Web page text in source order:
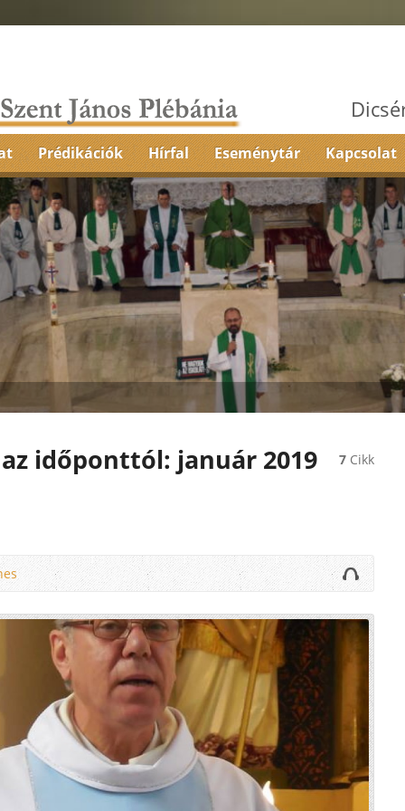
Prédikációk Hírfal Eseménytár Kapcsolat
időponttól: január 2019 7 Cikk